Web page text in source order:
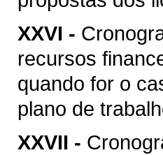
XXVI -
recursos
quando for o
plano de
XXVII -